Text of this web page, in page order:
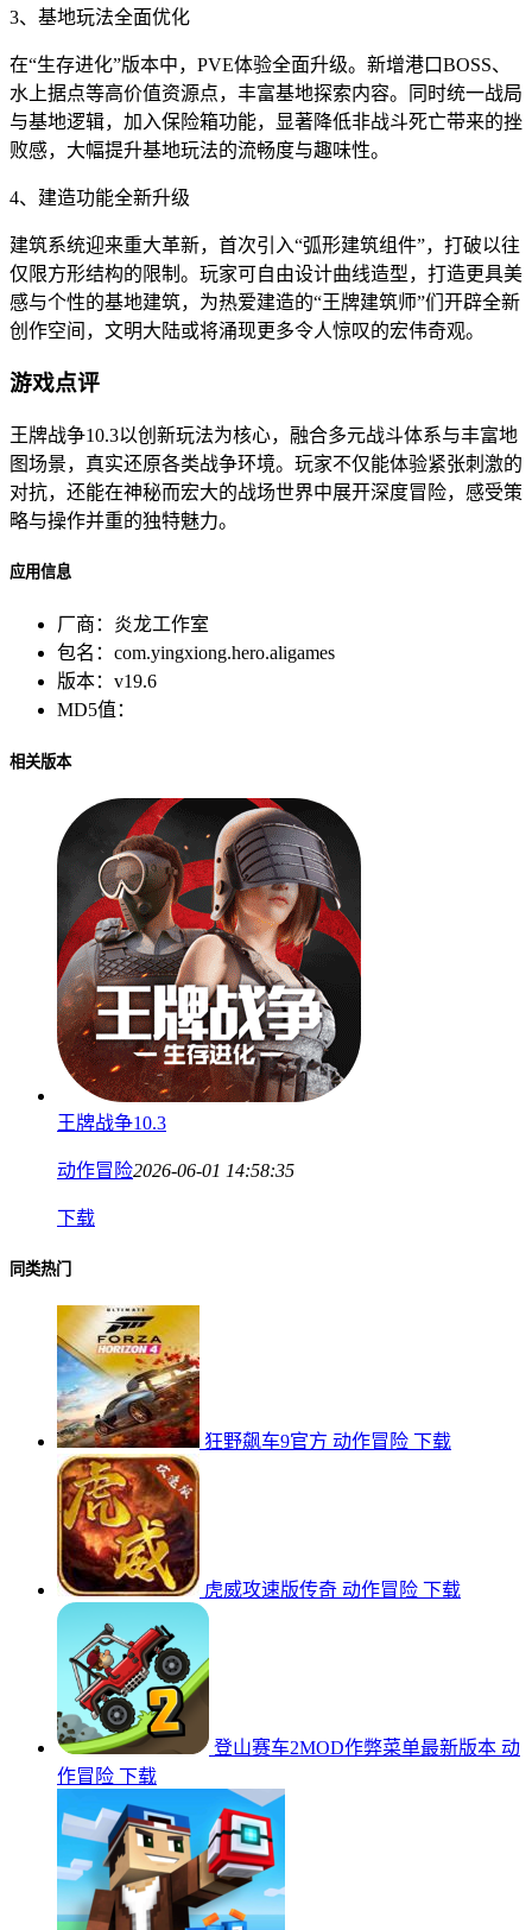
3、基地玩法全面优化
在“生存进化”版本中，PVE体验全面升级。新增港口BOSS、
水上据点等高价值资源点，丰富基地探索内容。同时统一战局
与基地逻辑，加入保险箱功能，显著降低非战斗死亡带来的挫
败感，大幅提升基地玩法的流畅度与趣味性。
4、建造功能全新升级
建筑系统迎来重大革新，首次引入“弧形建筑组件”，打破以往
仅限方形结构的限制。玩家可自由设计曲线造型，打造更具美
感与个性的基地建筑，为热爱建造的“王牌建筑师”们开辟全新
创作空间，文明大陆或将涌现更多令人惊叹的宏伟奇观。
游戏点评
王牌战争10.3以创新玩法为核心，融合多元战斗体系与丰富地
图场景，真实还原各类战争环境。玩家不仅能体验紧张刺激的
对抗，还能在神秘而宏大的战场世界中展开深度冒险，感受策
略与操作并重的独特魅力。
应用信息
厂商： 炎龙工作室
包名： com.yingxiong.hero.aligames
版本： v19.6
MD5值：
相关版本
王牌战争10.3
动作冒险2026-06-01 14:58:35
下载
同类热门
狂野飙车9官方 动作冒险 下载
虎威攻速版传奇 动作冒险 下载
登山赛车2MOD作弊菜单最新版本 动
作冒险 下载